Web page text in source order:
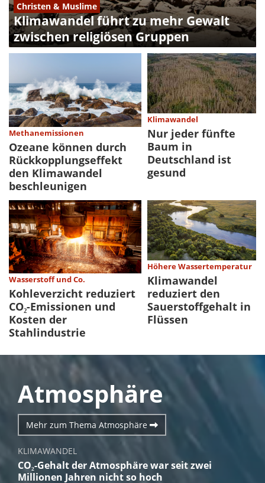
Christen & Muslime
Klimawandel führt zu mehr Gewalt
zwischen religiösen Gruppen
Methanemissionen
Ozeane können durch
Rückkopplungseffekt
den Klimawandel
beschleunigen
Klimawandel
Nur jeder fünfte
Baum in
Deutschland ist
gesund
Wasserstoff und Co.
Kohleverzicht reduziert
CO₂-Emissionen und
Kosten der
Stahlindustrie
Höhere Wassertemperatur
Klimawandel
reduziert den
Sauerstoffgehalt in
Flüssen
Atmosphäre
Mehr zum Thema Atmosphäre
KLIMAWANDEL
CO₂-Gehalt der Atmosphäre war seit zwei
Millionen Jahren nicht so hoch